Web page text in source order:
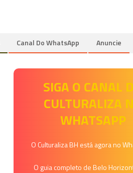
Canal Do WhatsApp Anuncie
SIGA O CANAL
CULTURALIZA
WHATSAPP
O Culturaliza BH está agora no
O guia completo de Belo